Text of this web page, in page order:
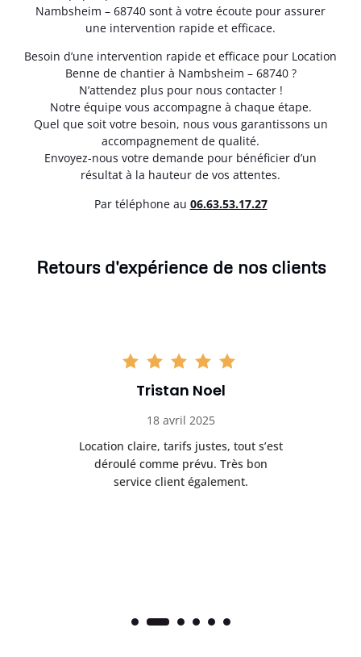
Nambsheim – 68740 sont à votre écoute pour assurer
une intervention rapide et efficace.
Besoin d’une intervention rapide et efficace pour Location
Benne de chantier à Nambsheim – 68740 ?
N’attendez plus pour nous contacter !
Notre équipe vous accompagne à chaque étape.
Quel que soit votre besoin, nous vous garantissons un
accompagnement de qualité.
Envoyez-nous votre demande pour bénéficier d’un
résultat à la hauteur de vos attentes.
Par téléphone au 06.63.53.17.27
Retours d'expérience de nos clients
Tristan Noel
18 avril 2025
Location claire, tarifs justes, tout s’est
déroulé comme prévu. Très bon
service client également.